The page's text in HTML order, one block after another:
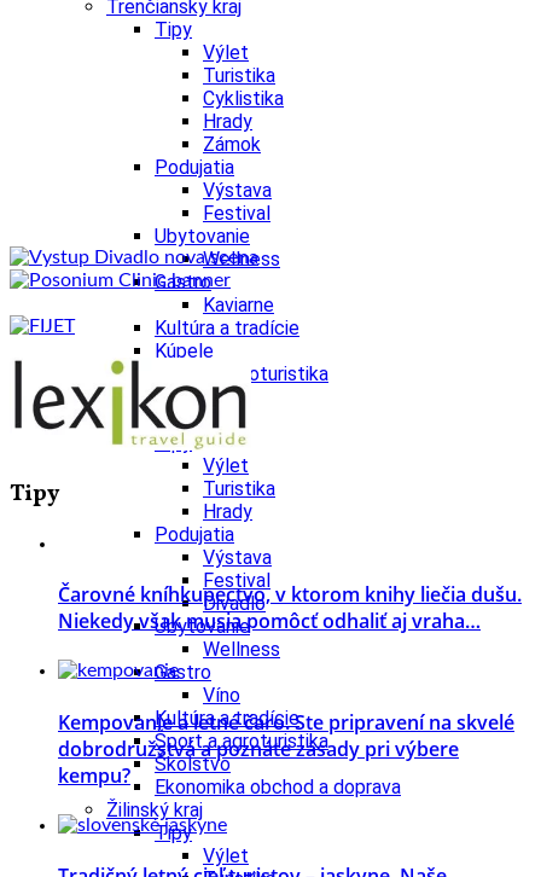
Trenčiansky kraj
Tipy
Výlet
Turistika
Cyklistika
Hrady
Zámok
Podujatia
Výstava
Festival
Ubytovanie
Wellness
Gastro
Kaviarne
Kultúra a tradície
Kúpele
Šport a agroturistika
Školstvo
Nitriansky kraj
Tipy
Výlet
Turistika
Hrady
Podujatia
Výstava
Festival
Divadlo
Ubytovanie
Wellness
Gastro
Víno
Kultúra a tradície
Šport a agroturistika
Školstvo
Ekonomika obchod a doprava
Žilinský kraj
Tipy
Výlet
Tipy
Čarovné kníhkupectvo, v ktorom knihy liečia dušu.
Niekedy však musia pomôcť odhaliť aj vraha…
Kempovanie a letné čaro. Ste pripravení na skvelé
dobrodružstvá a poznáte zásady pri výbere
kempu?